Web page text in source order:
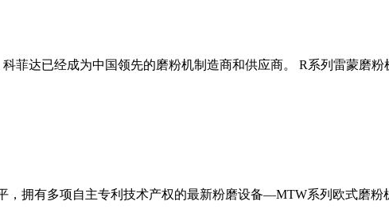
菲达已经成为中国领先的磨粉机制造商和供应商。 R系列雷蒙磨
拥有多项自主专利技术产权的最新粉磨设备—MTW系列欧式磨粉